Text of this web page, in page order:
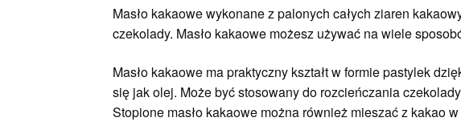
Masło kakaowe wykonane z palonych całych ziaren
czekolady. Masło kakaowe możesz używać na wiele
Masło kakaowe ma praktyczny kształt w formie pastylek
się jak olej. Może być stosowany do rozcieńczania
Stopione masło kakaowe można również mieszać z kakao